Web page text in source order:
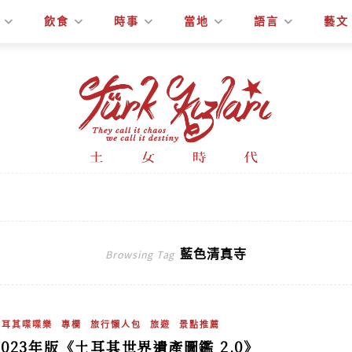
飲食 時事 當地 語言 藝文
Browsing Tag 藍色清真寺
其喋喋樂 專欄 旅行懶人包 旅遊 景點推薦
年版《土耳其世界遺產圖鑑 2.0》